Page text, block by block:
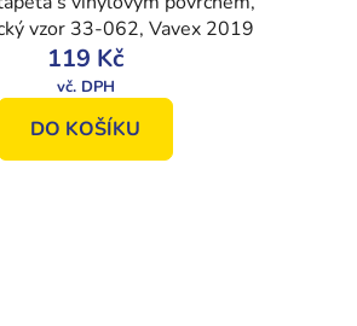
vzor 33-062, Vavex 2019
119 Kč
DO KOŠÍKU